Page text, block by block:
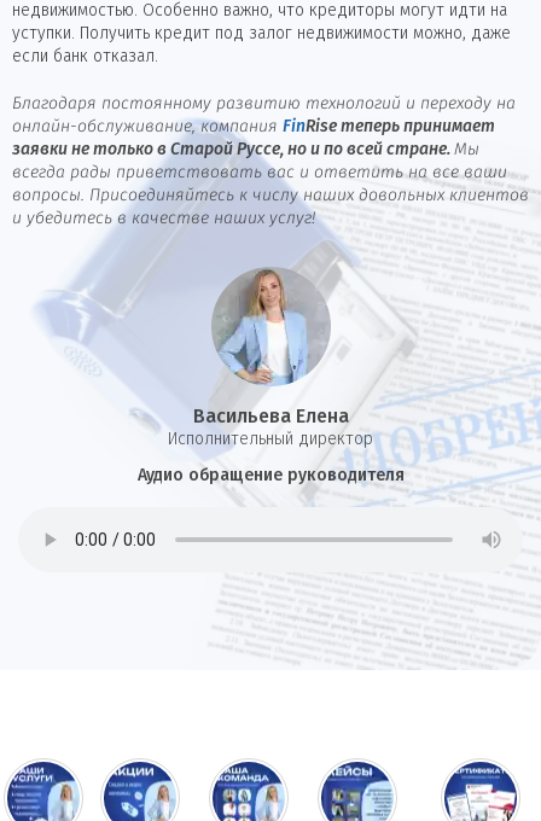
недвижимостью. Особенно важно, что кредиторы могут идти на
уступки. Получить кредит под залог недвижимости можно, даже
если банк отказал.
Благодаря постоянному развитию технологий и переходу на
онлайн-обслуживание, компания FinRise теперь принимает
заявки не только в Старой Руссе, но и по всей стране. Мы
всегда рады приветствовать вас и ответить на все ваши
вопросы. Присоединяйтесь к числу наших довольных клиентов
и убедитесь в качестве наших услуг!
Васильева Елена
И сполнительный директор
Аудио обращение руководителя